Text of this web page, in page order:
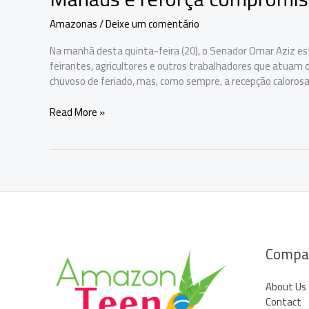
Amazonas/Deixe um comentário
Na manhã desta quinta-feira (20), o Senador Omar Aziz
feirantes, agricultores e outros trabalhadores que
chuvoso de feriado, mas, como sempre, a recepção
Omar
Feira
reforça
compromisso
Read More »
About Us
Contact